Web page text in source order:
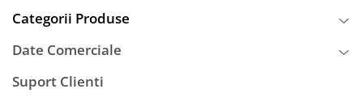
Categorii Produse
Date Comerciale
Suport Clienti